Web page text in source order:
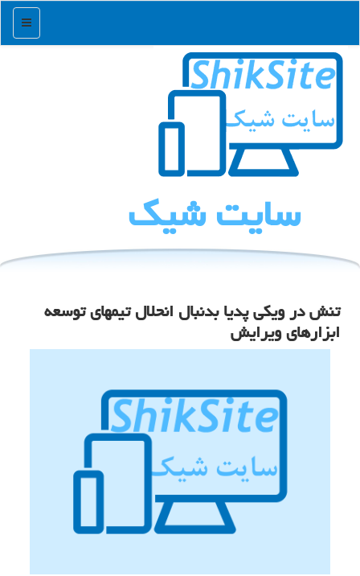
منو
سایت شیك
تنش در ویکی پدیا بدنبال انحلال تیمهای توسعه
ابزارهای ویرایش